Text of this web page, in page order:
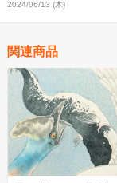
2024/06/13 (木)
関連商品